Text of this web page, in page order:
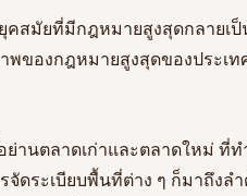
คสมัยที่มีกฎหมายสูงสุดกลาย
าพของกฎหมายสูงสุดของประ
ย่านตลาดเก่าและตลาดใหม่ ที่
ระเบียบพื้นที่ต่าง ๆ ก็มาถึงล